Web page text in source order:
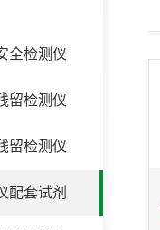
全检测仪
留检测仪
留检测仪
配套试剂